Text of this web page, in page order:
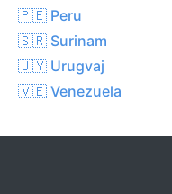
🇵🇪 Peru
🇸🇷 Surinam
🇺🇾 Urugvaj
🇻🇪 Venezuela